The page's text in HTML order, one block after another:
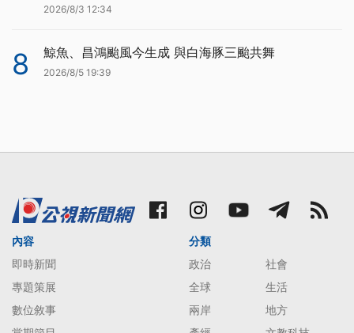
2026/8/3 12:34
8 鯨魚、昌鴻颱風今生成 與白海豚三颱共舞
2026/8/5 19:39
內容
即時新聞
專題策展
數位敘事
分類
政治
社會
全球
生活
兩岸
地方